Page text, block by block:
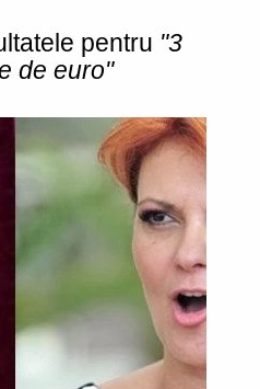
pentru "3
de euro"